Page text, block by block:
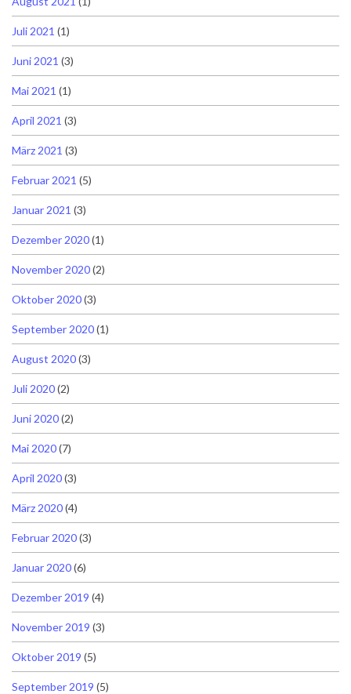
Juli 2021 (1)
Juni 2021 (3)
Mai 2021 (1)
April 2021 (3)
März 2021 (3)
Februar 2021 (5)
Januar 2021 (3)
Dezember 2020(1)
November 2020(2)
Oktober 2020(3)
September 2020(1)
August 2020(3)
Juli 2020(2)
Juni 2020(2)
Mai 2020(7)
April 2020(3)
März 2020(4)
Februar 2020(3)
Januar 2020(6)
Dezember 2019 (4)
November 2019 (3)
Oktober 2019 (5)
September 2019 (5)